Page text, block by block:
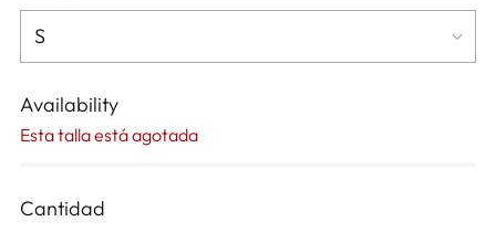
Availability
Esta talla está agotada
Cantidad